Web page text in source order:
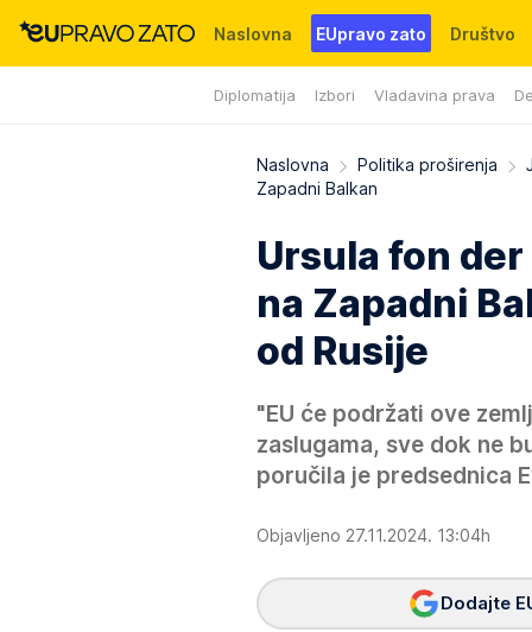
Naslovna EUpravo zato Društvo
Diplomatija Izbori Vladavina prava
Događaji News WMG fondacija
Naslovna Politika proširenja
Zapadni Balkan
Ursula fon
na Zapadni
od Rusije
"EU će podržati ove
zaslugama, sve dok ne
poručila je predsednica
Objavljeno 27.11.2024. 13:04h
Dodajte